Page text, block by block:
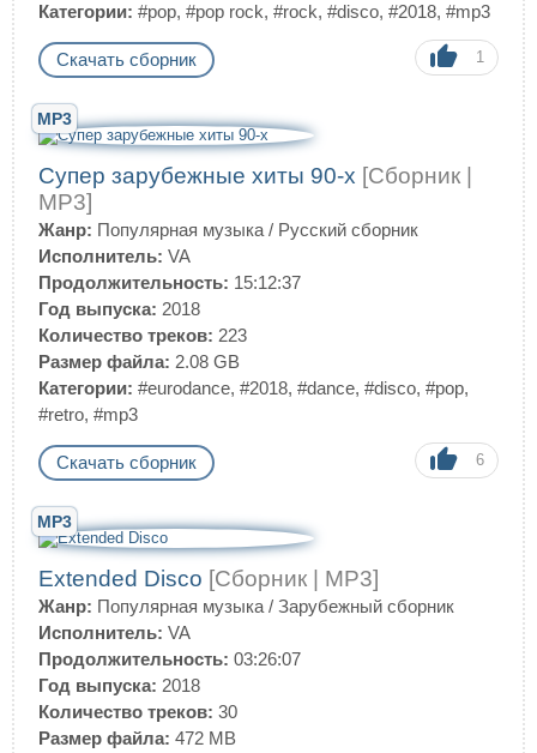
Категории: #pop, #pop rock, #rock, #disco, #2018, #mp3
Скачать сборник 1
MP3
Супер зарубежные хиты 90-х [Сборник |
MP3]
Жанр: Популярная музыка / Русский сборник
Исполнитель: VA
Продолжительность: 15:12:37
Год выпуска: 2018
Количество треков: 223
Размер файла: 2.08 GB
Категории: #eurodance, #2018, #dance, #disco, #pop,
#retro, #mp3
Скачать сборник 6
MP3
Extended Disco [Сборник | MP3]
Жанр: Популярная музыка / Зарубежный сборник
Исполнитель: VA
Продолжительность: 03:26:07
Год выпуска: 2018
Количество треков: 30
Размер файла: 472 MB